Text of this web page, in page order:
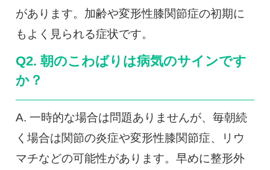
があります。加齢や変形性膝関節症の初期に
もよく見られる症状です。
Q2. 朝のこわばりは病気のサインです
か？
A. 一時的な場合は問題ありませんが、毎朝続
く場合は関節の炎症や変形性膝関節症、リウ
マチなどの可能性があります。早めに整形外